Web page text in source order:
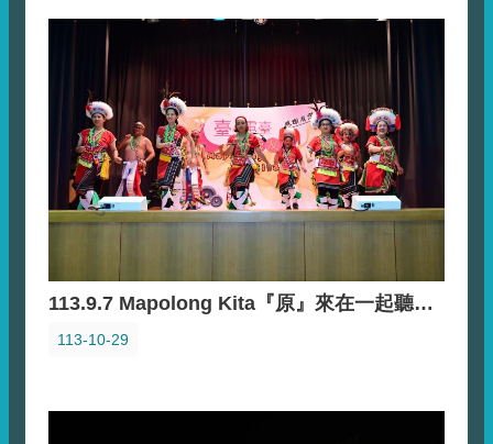
113.9.7 Mapolong Kita『原』來在一起聽友會
113-10-29